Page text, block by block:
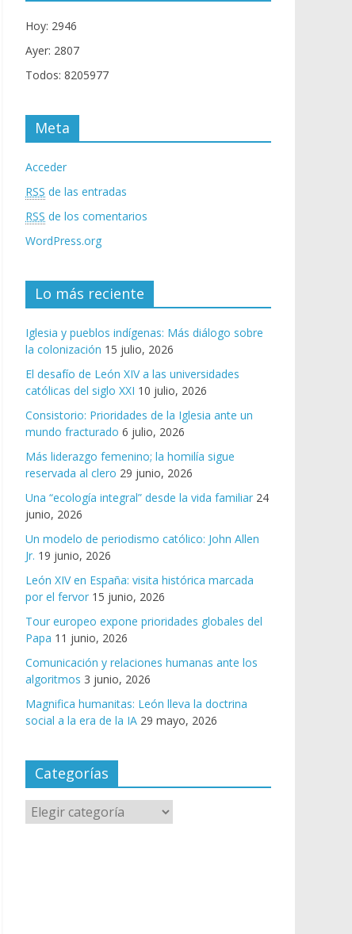
Hoy: 2946
Ayer: 2807
Todos: 8205977
Meta
Acceder
RSS de las entradas
RSS de los comentarios
WordPress.org
Lo más reciente
Iglesia y pueblos indígenas: Más diálogo sobre
la colonización 15 julio, 2026
El desafío de León XIV a las universidades
católicas del siglo XXI 10 julio, 2026
Consistorio: Prioridades de la Iglesia ante un
mundo fracturado 6 julio, 2026
Más liderazgo femenino; la homilía sigue
reservada al clero 29 junio, 2026
Una “ecología integral” desde la vida familiar 24
junio, 2026
Un modelo de periodismo católico: John Allen
Jr. 19 junio, 2026
León XIV en España: visita histórica marcada
por el fervor 15 junio, 2026
Tour europeo expone prioridades globales del
Papa 11 junio, 2026
Comunicación y relaciones humanas ante los
algoritmos 3 junio, 2026
Magnifica humanitas: León lleva la doctrina
social a la era de la IA 29 mayo, 2026
Categorías